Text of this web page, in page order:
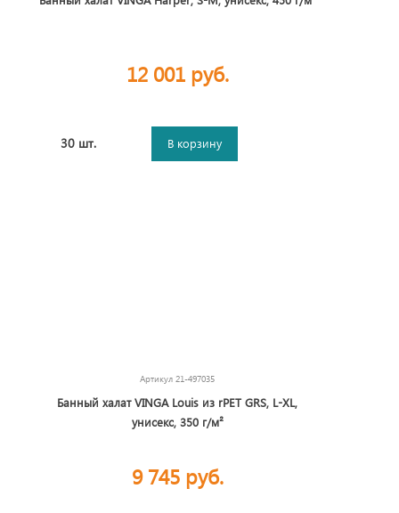
12 001 руб.
30 шт. В корзину
Артикул 21-497035
Банный халат VINGA Louis из rPET GRS, L-XL,
унисекс, 350 г/м²
9 745 руб.